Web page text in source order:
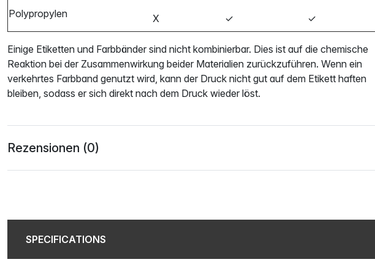
Polypropylen
X ✓ ✓
Einige Etiketten und Farbbänder sind nicht kombinierbar. Dies ist auf die chemische
Reaktion bei der Zusammenwirkung beider Materialien zurückzuführen. Wenn ein
verkehrtes Farbband genutzt wird, kann der Druck nicht gut auf dem Etikett haften
bleiben, sodass er sich direkt nach dem Druck wieder löst.
Rezensionen (0)
SPECIFICATIONS